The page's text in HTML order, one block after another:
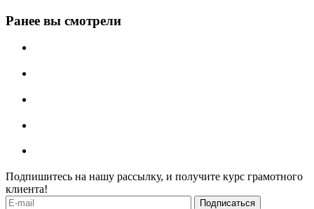
Ранее вы смотрели
Подпишитесь на нашу рассылку, и получите курс грамотного
клиента!